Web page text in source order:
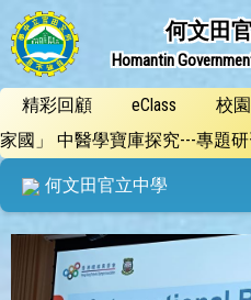
何文田
Homantin
精彩回顧 eClass 校
家國」 中醫學寶庫探究---專題
何文田官立中學